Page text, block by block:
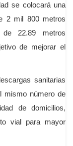
se colocará una
2 mil 800 metros
22.89 metros
de mejorar el
sanitarias
mismo número de
de domicilios,
vial para mayor